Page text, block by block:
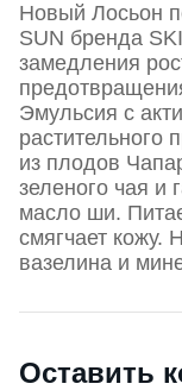
Новый Лосьон
SUN бренда
замедления
Эмульсия с
растительного
из плодов
зеленого чая и
масло ши.
смягчает кожу.
вазелина и
Оставить